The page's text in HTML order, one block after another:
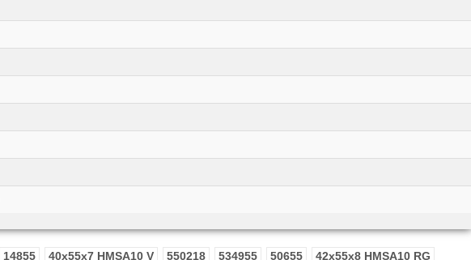
14855 40x55x7 HMSA10 V 550218 534955 50655 42x55x8 HMSA10 RG